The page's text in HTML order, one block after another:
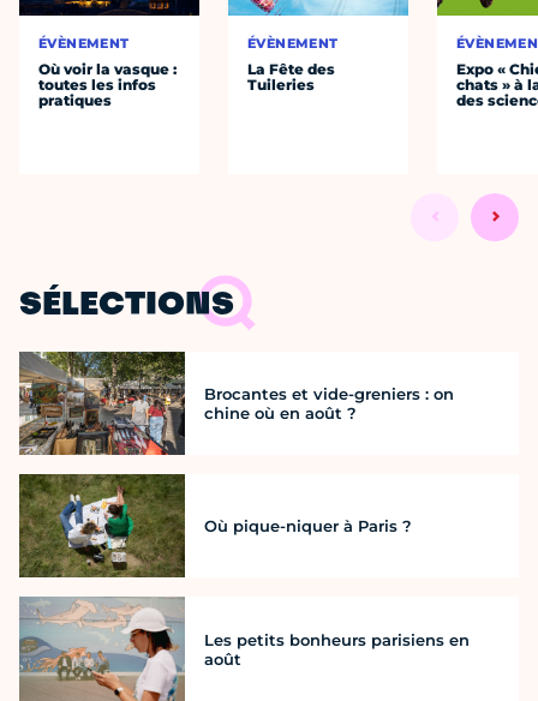
ÉVÈNEMENT
Où voir la vasque :
toutes les infos
pratiques
ÉVÈNEMENT
La Fête des
Tuileries
Expo «
chats » à
des
SÉLECTIONS
Brocantes et vide-greniers : on
chine où en août ?
Où pique-niquer à Paris ?
Les petits bonheurs parisiens en
août